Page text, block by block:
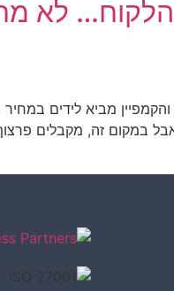
מביא לידים
במקום זה, מקבלים